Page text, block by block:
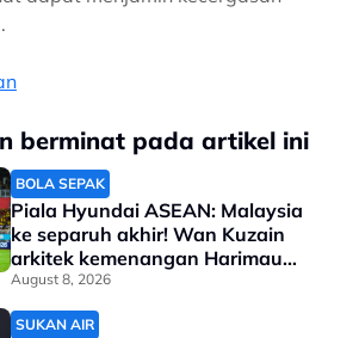
berminat pada artikel ini
BOLA SEPAK
Piala Hyundai ASEAN: Malaysia
ke separuh akhir! Wan Kuzain
arkitek kemenangan Harimau
Malaya
August 8, 2026
SUKAN AIR